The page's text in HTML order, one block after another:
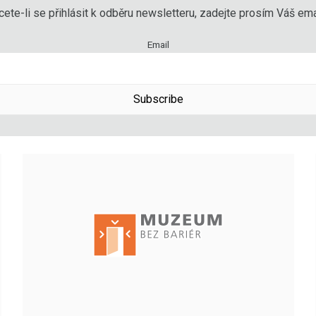
li se přihlásit k odběru newsletteru, zadejte prosím Váš
Email
Subscribe